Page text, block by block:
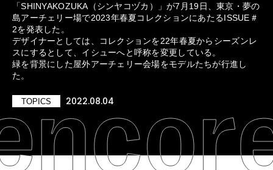
「SHINYAKOZUKA（シンヤコヅカ）」が7月19日、東京・夢の
島アーチェリー場で2023年春夏コレクションにあたるISSUE＃
2を発表した。
デザイナーとしては、コレクションを22年春夏からシーズンレ
スにするとして、イシューへと呼称を変更している。
緑を背景にした屋外アーチェリー会場をモデルたちが行進し
た。
TOPICS 2022.08.04